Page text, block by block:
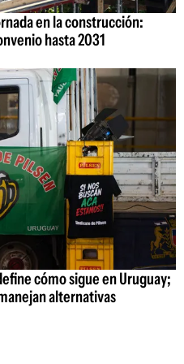
en la construcción:
hasta 2031
cómo sigue en Uruguay;
alternativas